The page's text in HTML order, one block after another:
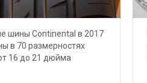
шины Continental в 2017
в 70 размерностях
16 до 21 дюйма